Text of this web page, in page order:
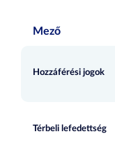
Mező
Hozzáférési jogok
Térbeli lefedettség